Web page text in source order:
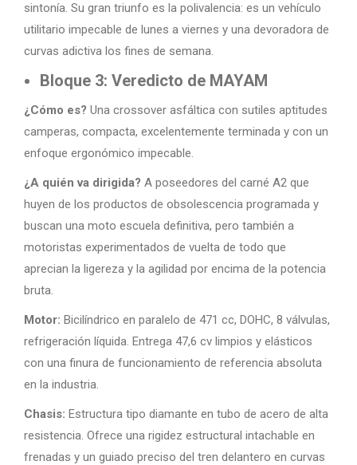
sintonía. Su gran triunfo es la polivalencia: es un vehículo
utilitario impecable de lunes a viernes y una devoradora de
curvas adictiva los fines de semana.
Bloque 3: Veredicto de MAYAM
¿Cómo es? Una crossover asfáltica con sutiles aptitudes
camperas, compacta, excelentemente terminada y con un
enfoque ergonómico impecable.
¿A quién va dirigida? A poseedores del carné A2 que
huyen de los productos de obsolescencia programada y
buscan una moto escuela definitiva, pero también a
motoristas experimentados de vuelta de todo que
aprecian la ligereza y la agilidad por encima de la potencia
bruta.
Motor: Bicilíndrico en paralelo de 471 cc, DOHC, 8 válvulas,
refrigeración líquida. Entrega 47,6 cv limpios y elásticos
con una finura de funcionamiento de referencia absoluta
en la industria.
Chasis: Estructura tipo diamante en tubo de acero de alta
resistencia. Ofrece una rigidez estructural intachable en
frenadas y un guiado preciso del tren delantero en curvas